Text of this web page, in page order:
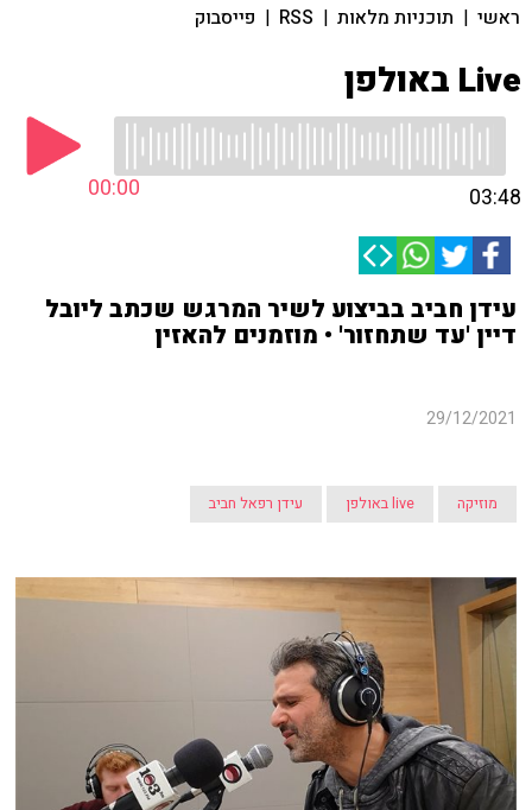
ראשי | תוכניות מלאות |
RSS
| פייסבוק
Live באולפן
00:00 03:48
עידן חביב בביצוע לשיר המרגש שכתב ליובל
דיין 'עד שתחזור' • מוזמנים להאזין
29/12/2021
מוזיקה live באולפן עידן רפאל חביב